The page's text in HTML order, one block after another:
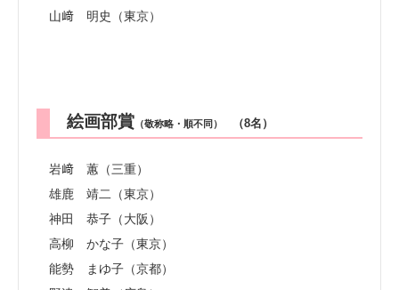
山﨑 明史（東京）
絵画部賞 （敬称略・順不同） （8名）
岩﨑 蕙（三重）
雄鹿 靖二（東京）
神田 恭子（大阪）
高柳 かな子（東京）
能勢 まゆ子（京都）